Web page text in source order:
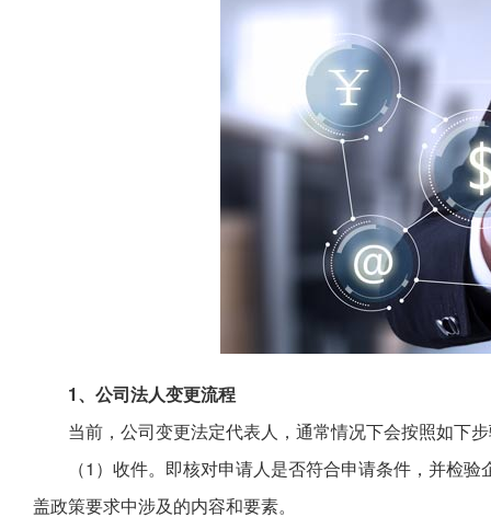
1、公司法人变更流程
当前，公司变更法定代表人，通常情况下会按照如下
（1）收件。即核对申请人是否符合申请条件，并检
盖政策要求中涉及的内容和要素。